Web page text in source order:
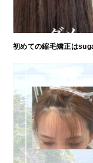
初めての縮毛矯正は